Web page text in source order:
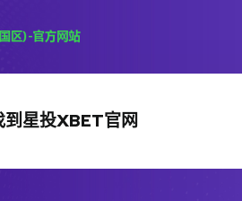
到星投XBET官网